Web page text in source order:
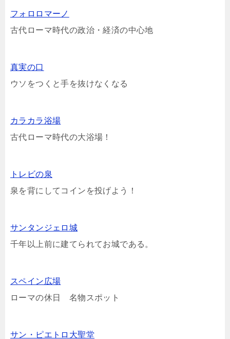
フォロロマーノ
古代ローマ時代の政治・経済の中心地
真実の口
ウソをつくと手を抜けなくなる
カラカラ浴場
古代ローマ時代の大浴場！
トレビの泉
泉を背にしてコインを投げよう！
サンタンジェロ城
千年以上前に建てられてお城である。
スペイン広場
ローマの休日 名物スポット
サン・ピエトロ大聖堂